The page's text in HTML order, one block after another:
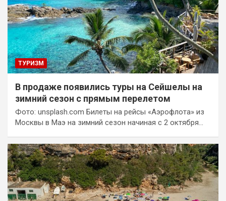
ТУРИЗМ
В продаже появились туры на Сейшелы на
зимний сезон с прямым перелетом
Фото: unsplash.com Билеты на рейсы «Аэрофлота» из
Москвы в Маэ на зимний сезон начиная с 2 октября…